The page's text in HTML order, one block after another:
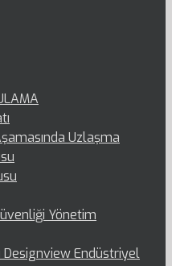
Uzlaşma
Yönetim
Endüstriyel